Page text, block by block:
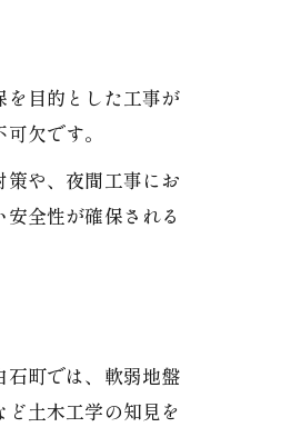
目的とした工事が
欠です。
や、夜間工事にお
全性が確保される
町では、軟弱地盤
土木工学の知見を